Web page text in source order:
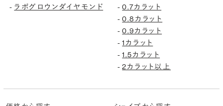
- ラボグロウンダイヤモンド -0.7カラット
-0.8カラット
-0.9カラット
-1カラット
-1.5カラット
-2カラット以上